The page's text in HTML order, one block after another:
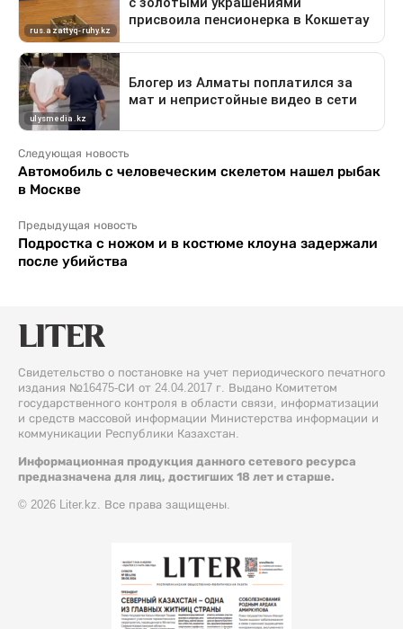
Следующая новость
Автомобиль с человеческим скелетом нашел рыбак
в Москве
Предыдущая новость
Подростка с ножом и в костюме клоуна задержали
после убийства
Свидетельство о постановке на учет периодического печатного
издания №16475-СИ от 24.04.2017 г. Выдано Комитетом
государственного контроля в области связи, информатизации
и средств массовой информации Министерства информации и
коммуникации Республики Казахстан.
Информационная продукция данного сетевого ресурса
предназначена для лиц, достигших 18 лет и старше.
© 2026 Liter.kz. Все права защищены.